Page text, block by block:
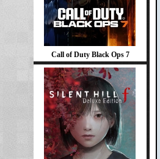
Call of Duty Black Ops 7